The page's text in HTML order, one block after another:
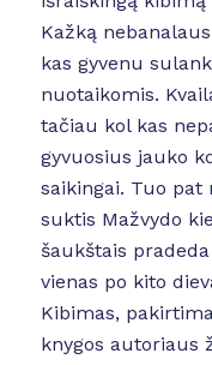
Kažką
kas gyvenu
nuotaikomis.
tačiau kol kas
gyvuosius jauko
saikingai. Tuo
suktis Mažvydo
šaukštais
vienas po kito
Kibimas,
knygos autoriaus